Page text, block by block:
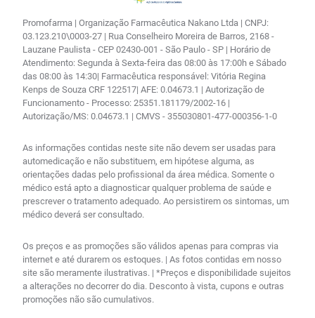
Promofarma | Organização Farmacêutica Nakano Ltda | CNPJ:
03.123.210\0003-27 | Rua Conselheiro Moreira de Barros, 2168 -
Lauzane Paulista - CEP 02430-001 - São Paulo - SP | Horário de
Atendimento: Segunda à Sexta-feira das 08:00 às 17:00h e Sábado
das 08:00 às 14:30| Farmacêutica responsável: Vitória Regina
Kenps de Souza CRF 122517| AFE: 0.04673.1 | Autorização de
Funcionamento - Processo: 25351.181179/2002-16 |
Autorização/MS: 0.04673.1 | CMVS - 355030801-477-000356-1-0
As informações contidas neste site não devem ser usadas para
automedicação e não substituem, em hipótese alguma, as
orientações dadas pelo profissional da área médica. Somente o
médico está apto a diagnosticar qualquer problema de saúde e
prescrever o tratamento adequado. Ao persistirem os sintomas, um
médico deverá ser consultado.
Os preços e as promoções são válidos apenas para compras via
internet e até durarem os estoques. | As fotos contidas em nosso
site são meramente ilustrativas. | *Preços e disponibilidade sujeitos
a alterações no decorrer do dia. Desconto à vista, cupons e outras
promoções não são cumulativos.